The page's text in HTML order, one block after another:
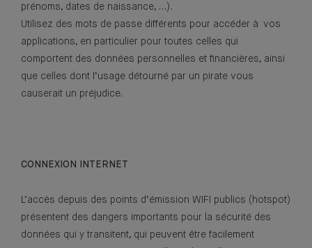
prénoms, dates de naissance, …).
Utilisez des mots de passe différents pour accéder à vos
applications, en particulier pour toutes celles qui
comportent des données personnelles et financières, ainsi
que celles dont l’usage détourné par un pirate vous
causerait un préjudice.
CONNEXION INTERNET
L’accès depuis des points d’émission WIFI publics (hotspot)
présentent des dangers importants pour la sécurité des
données qui y transitent, qui peuvent être facilement